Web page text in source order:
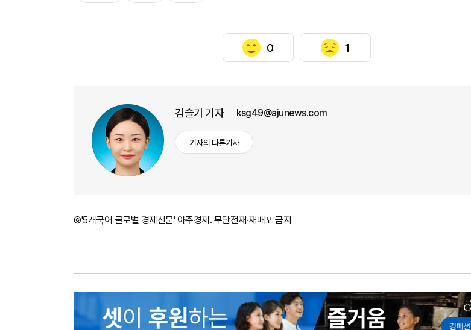
0 1
김슬기 기자 ksg49@ajunews.com
기자의 다른기사
©'5개국어 글로벌 경제신문' 아주경제. 무단전재·재배포 금지